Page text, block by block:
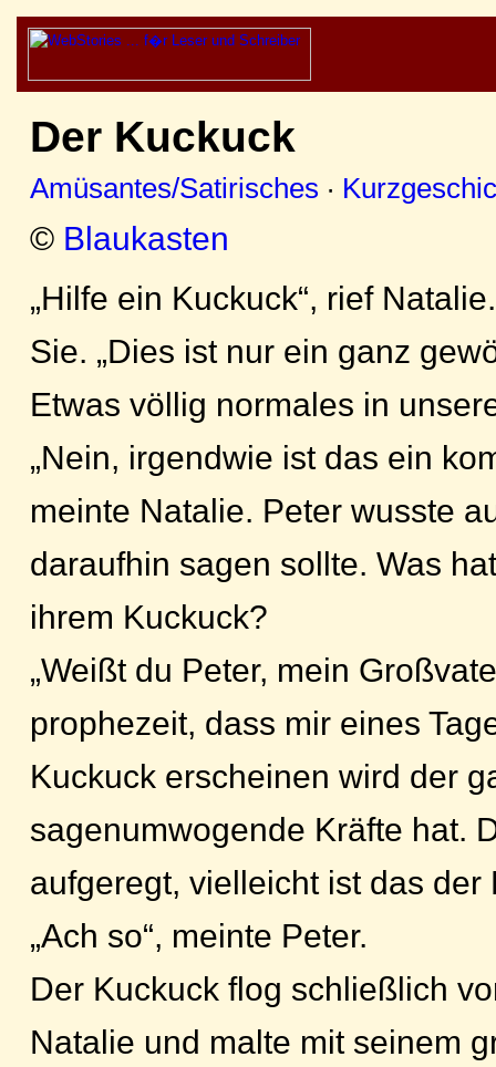
Der Kuckuck
Amüsantes/Satirisches ·
© Blaukasten
„Hilfe ein Kuckuck“, rief
Sie. „Dies ist nur ein ganz
Etwas völlig normales in
„Nein, irgendwie ist das ein
meinte Natalie. Peter wusste
daraufhin sagen sollte. Was
ihrem Kuckuck?
„Weißt du Peter, mein
prophezeit, dass mir eines
Kuckuck erscheinen wird der
sagenumwogende Kräfte hat.
aufgeregt, vielleicht ist das der
„Ach so“, meinte Peter.
Der Kuckuck flog schließlich
Natalie und malte mit seinem